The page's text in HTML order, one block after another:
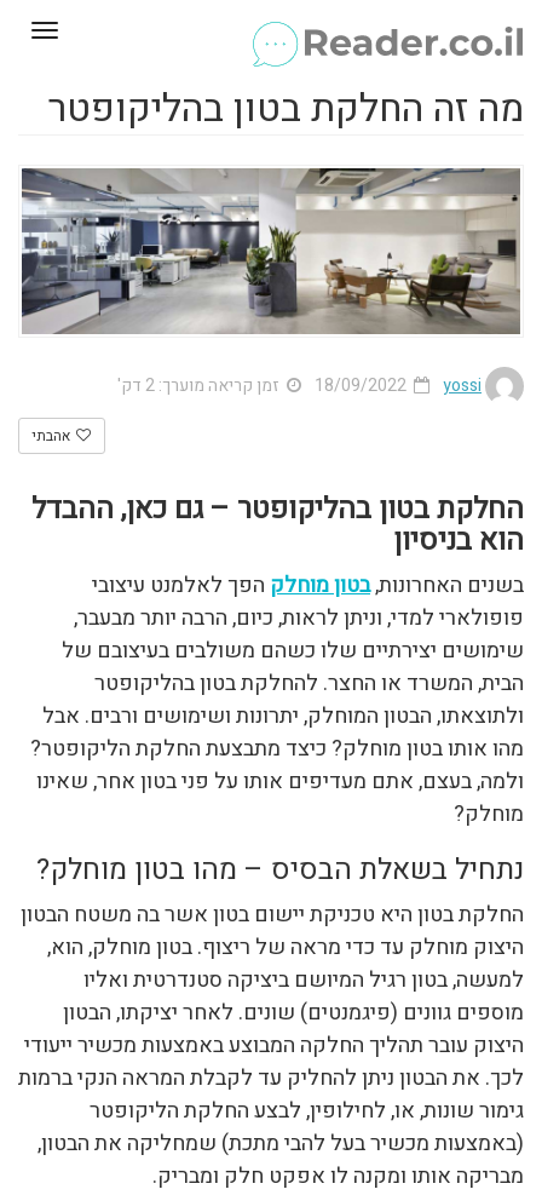
מה זה החלקת בטון בהליקופטר
yossi זמן קריאה מוערך: 2 דק'
אהבתי
החלקת בטון בהליקופטר – גם כאן, ההבדל
הוא בניסיון
בשנים האחרונות,בטון מוחלק הפך לאלמנט עיצובי
פופולארי למדי, וניתן לראות, כיום, הרבה יותר מבעבר,
שימושים יצירתיים שלו כשהם משולבים בעיצובם של
הבית, המשרד או החצר. להחלקת בטון בהליקופטר
ולתוצאתו, הבטון המוחלק, יתרונות ושימושים ורבים. אבל
מהו אותו בטון מוחלק? כיצד מתבצעת החלקת הליקופטר?
ולמה, בעצם, אתם מעדיפים אותו על פני בטון אחר, שאינו
מוחלק?
נתחיל בשאלת הבסיס – מהו בטון מוחלק?
החלקת בטון היא טכניקת יישום בטון אשר בה משטח הבטון
היצוק מוחלק עד כדי מראה של ריצוף. בטון מוחלק, הוא,
למעשה, בטון רגיל המיושם ביציקה סטנדרטית ואליו
מוספים גוונים (פיגמנטים) שונים. לאחר יציקתו, הבטון
היצוק עובר תהליך החלקה המבוצע באמצעות מכשיר ייעודי
לכך. את הבטון ניתן להחליק עד לקבלת המראה הנקי ברמות
גימור שונות, או, לחילופין, לבצע החלקת הליקופטר
(באמצעות מכשיר בעל להבי מתכת) שמחליקה את הבטון,
מבריקה אותו ומקנה לו אפקט חלק ומבריק.